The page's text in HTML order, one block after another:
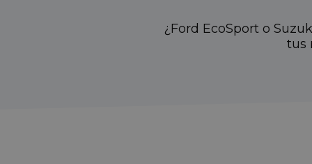
¿Ford EcoSport o
tus